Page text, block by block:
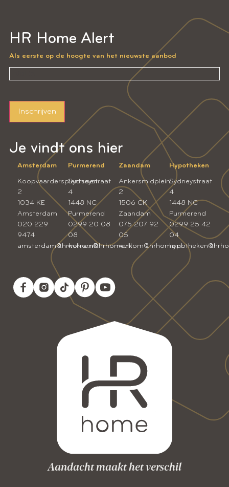
Je vindt ons hier
Amsterdam
Koopvaardersplantsoen
2
1034 KE
Amsterdam
020 229
9474
amsterdam@hrhome.nl
Purmerend
Sydneystraat
4
1448 NC
Purmerend
0299 20 08
08
welkom@hrhome.nl
Zaandam
Ankersmidplein
2
1506 CK
Zaandam
075 207 92
05
welkom@hrhome.nl
Hypotheken
Sydneystraat
4
1448 NC
Purmerend
0299 25 42
04
HR Home Alert
Als eerste op de hoogte van het nieuwste aanbod
Inschrijven
Aandacht maakt het verschil